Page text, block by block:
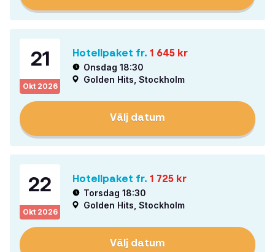
21
Okt 2026
Hotellpaket fr. 1 645 kr
Onsdag 18:30
Golden Hits, Stockholm
Välj datum
22
Okt 2026
Hotellpaket fr. 1 725 kr
Torsdag 18:30
Golden Hits, Stockholm
Välj datum